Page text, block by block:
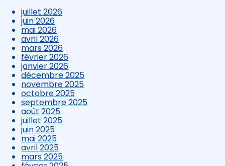
juillet 2026
juin 2026
mai 2026
avril 2026
mars 2026
février 2026
janvier 2026
décembre 2025
novembre 2025
octobre 2025
septembre 2025
août 2025
juillet 2025
juin 2025
mai 2025
avril 2025
mars 2025